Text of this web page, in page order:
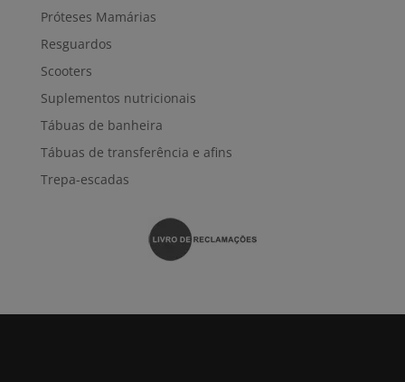
Próteses Mamárias
Resguardos
Scooters
Suplementos nutricionais
Tábuas de banheira
Tábuas de transferência e afins
Trepa-escadas